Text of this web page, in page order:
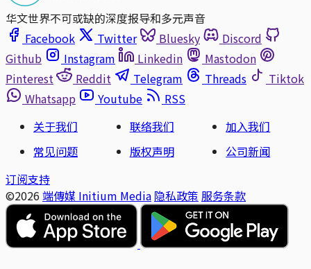
华文世界不可或缺的深度报导和多元声音
Facebook
Twitter Bluesky
Discord
Github
Instagram Linkedin
Mastodon
Pinterest
Reddit Telegram Threads
Tiktok
Whatsapp
Youtube
RSS
关于我们
联络我们
加入我们
常见问题
版权声明
公司新闻
订阅支持
©2026 端傳媒 Initium Media 隐私政策 服务条款